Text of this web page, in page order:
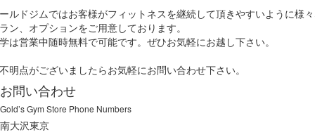
ルドジムではお客様がフィットネスを継続して頂きやすいように様
ン、オプションをご用意しております。
は営業中随時無料で可能です。ぜひお気軽にお越し下さい。
明点がございましたらお気軽にお問い合わせ下さい。
お問い合わせ
Gold’s Gym Store Phone Numbers
南大沢東京